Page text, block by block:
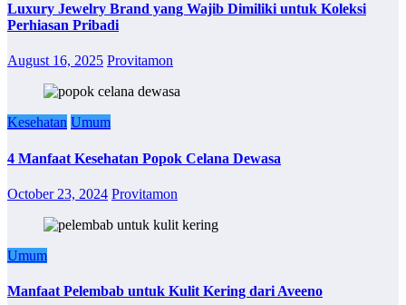
Luxury Jewelry Brand yang Wajib Dimiliki untuk Koleksi
Perhiasan Pribadi
August 16, 2025 Provitamon
Kesehatan Umum
4 Manfaat Kesehatan Popok Celana Dewasa
October 23, 2024 Provitamon
Umum
Manfaat Pelembab untuk Kulit Kering dari Aveeno